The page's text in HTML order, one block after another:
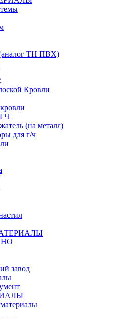
ТН ПВХ)
Кровли
ГЧ
(на металл)
для г/ч
завод